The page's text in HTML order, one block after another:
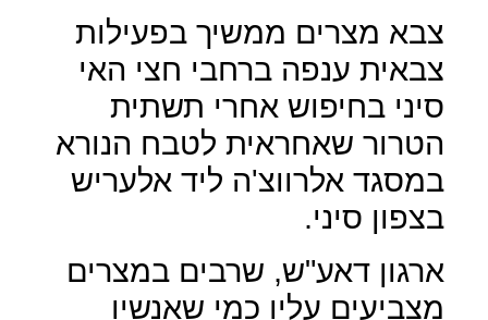
צבא מצרים ממשיך בפעילות
צבאית ענפה ברחבי חצי האי
סיני בחיפוש אחרי תשתית
הטרור שאחראית לטבח הנורא
במסגד אלרווצ'ה ליד אלעריש
בצפון סיני.
ארגון דאע"ש, שרבים במצרים
מצביעים עליו כמי שאנשיו